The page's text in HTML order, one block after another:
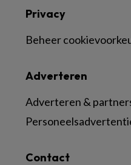
Contact
Adverteren
Adverteren &
Privacy
Beheer